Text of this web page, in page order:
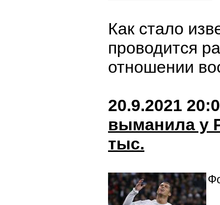
Как стало
проводится
отношении
20.9.2021
выманила у
тыс.